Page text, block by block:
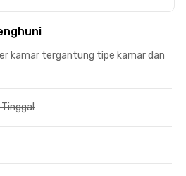
kamar tergantung tipe kamar dan